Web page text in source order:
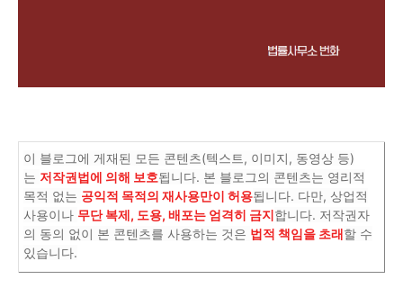
이 블로그에 게재된 모든 콘텐츠(텍스트, 이미지, 동영상 등)
는 저작권법에 의해 보호됩니다. 본 블로그의 콘텐츠는 영리적
목적 없는 공익적 목적의 재사용만이 허용됩니다. 다만, 상업적
사용이나 무단 복제, 도용, 배포는 엄격히 금지합니다. 저작권자
의 동의 없이 본 콘텐츠를 사용하는 것은 법적 책임을 초래할 수
있습니다.